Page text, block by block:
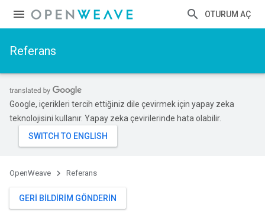
OTURUM AÇ
Referans
Google, içerikleri tercih ettiğiniz dile çevirmek için yapay zeka
teknolojisini kullanır. Yapay zeka çevirilerinde hata olabilir.
OpenWeave Referans
GERI BILDIRIM GÖNDERIN